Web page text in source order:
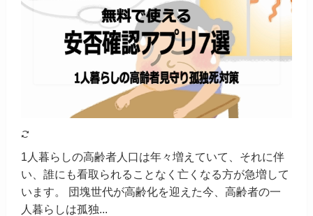
1人暮らしの高齢者人口は年々増えていて、それに伴
い、誰にも看取られることなく亡くなる方が急増して
います。 団塊世代が高齢化を迎えた今、高齢者の一
人暮らしは孤独...